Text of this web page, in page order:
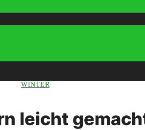
WINTER
leicht